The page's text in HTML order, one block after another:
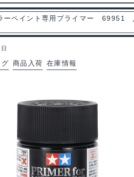
ーペイント専用プライマー 69951
商品入荷 在庫情報